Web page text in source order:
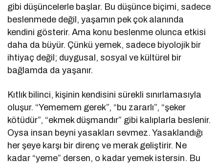
gibi düşüncelerle başlar. Bu düşünce biçimi, sadece
beslenmede değil, yaşamın pek çok alanında
kendini gösterir. Ama konu beslenme olunca etkisi
daha da büyür. Çünkü yemek, sadece biyolojik bir
ihtiyaç değil; duygusal, sosyal ve kültürel bir
bağlamda da yaşanır.
Kıtlık bilinci, kişinin kendisini sürekli sınırlamasıyla
oluşur. “Yememem gerek”, “bu zararlı”, “şeker
kötüdür”, “ekmek düşmandır” gibi kalıplarla beslenir.
Oysa insan beyni yasakları sevmez. Yasaklandığı
her şeye karşı bir direnç ve merak geliştirir. Ne
kadar “yeme” dersen, o kadar yemek istersin. Bu